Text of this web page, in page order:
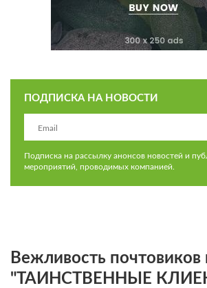
ПОДПИСКА НА НОВОСТИ
Подписка на рассылку анонсов новостей и
мероприятий, проводимых компанией.
Вежливость почтовиков
"ТАИНСТВЕННЫЕ